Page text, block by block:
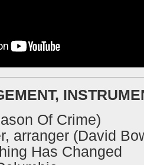
Of Crime)
arranger (David
Has Changed